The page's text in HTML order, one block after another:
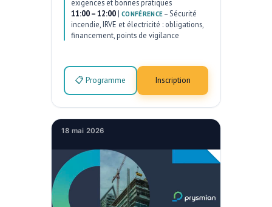
exigences et bonnes pratiques
11:00 – 12:00 | CONFÉRENCE – Sécurité
incendie, IRVE et électricité : obligations,
financement, points de vigilance
📋 Programme Inscription
18 mai 2026